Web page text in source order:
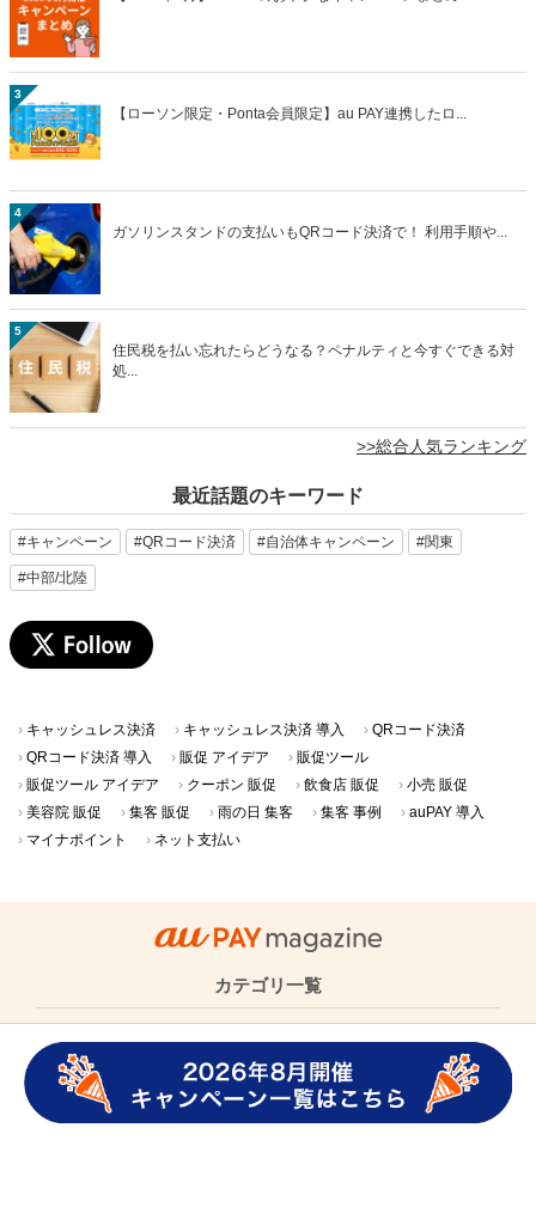
3
【ローソン限定・Ponta会員限定】au PAY連携したロ...
4
ガソリンスタンドの支払いもQRコード決済で！ 利用手順や...
5
住民税を払い忘れたらどうなる？ペナルティと今すぐできる対
処...
>>総合人気ランキング
最近話題のキーワード
#キャンペーン #QRコード決済 #自治体キャンペーン #関東
#中部/北陸
キャッシュレス決済 キャッシュレス決済 導入
QRコード決済
QRコード決済 導入
販促 アイデア
販促ツール
販促ツール アイデア
クーポン 販促 飲食店 販促
小売 販促
美容院 販促
集客 販促 雨の日 集客 集客 事例
auPAY 導入
マイナポイント
ネット支払い
カテゴリ一覧
au PAYの使い方 ニュース・キャンペーン
QRコード決済・
キャッシュレス
au PAY導入事例
グロースパック
クーポン導入事例
店舗さま向け集客･販促アイデア